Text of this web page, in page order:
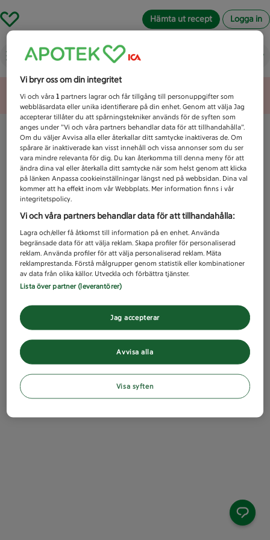
Hämta ut recept Logga in
Vad letar du efter idag?
Unknown error
Vi bryr oss om din integritet
Vi och våra1 partners lagrar och får tillgång till personuppgifter som
webbläsardata eller unika identifierare på din enhet. Genom att välja Jag
accepterar tillåter du att spårningstekniker används för de syften som
anges under ”Vi och våra partners behandlar data för att tillhandahålla”.
Om du väljer Avvisa alla eller återkallar ditt samtycke inaktiveras de. Om
spårare är inaktiverade kan visst innehåll och vissa annonser som du ser
vara mindre relevanta för dig. Du kan återkomma till denna meny för att
ändra dina val eller återkalla ditt samtycke när som helst genom att klicka
på länken Anpassa cookieinställningar längst ned på webbsidan. Dina val
kommer att ha effekt inom vår Webbplats. Mer information finns i vår
integritetspolicy.
Vi och våra partners behandlar data för att tillhandahålla:
Lagra och/eller få åtkomst till information på en enhet. Använda
begränsade data för att välja reklam. Skapa profiler för personaliserad
reklam. Använda profiler för att välja personaliserad reklam. Mäta
reklamprestanda. Förstå målgrupper genom statistik eller kombinationer
av data från olika källor. Utveckla och förbättra tjänster.
Lista över partner (leverantörer)
Avvisa alla
Jag accepterar
Visa syften